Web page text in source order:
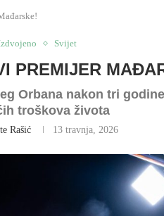
Svijet
PREMIJER
Orbana nakon tri
troškova života
Rašić 13 travnja, 2026